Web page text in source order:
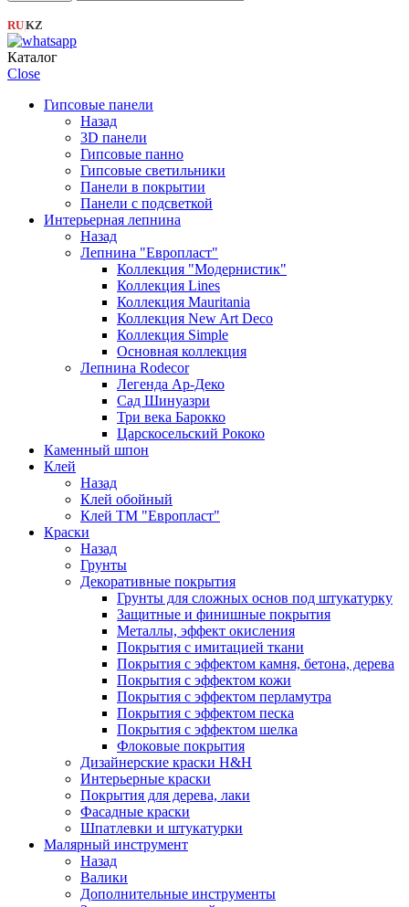
RU|KZ
Каталог
Close
Гипсовые панели
Назад
3D панели
Гипсовые панно
Гипсовые светильники
Панели в покрытии
Панели с подсветкой
Интерьерная лепнина
Назад
Лепнина "Европласт"
Коллекция "Модернистик"
Коллекция Lines
Коллекция Mauritania
Коллекция New Art Deco
Коллекция Simple
Основная коллекция
Лепнина Rodecor
Легенда Ар-Деко
Сад Шинуазри
Три века Барокко
Царскосельский Рококо
Каменный шпон
Клей
Назад
Клей обойный
Клей ТМ "Европласт"
Краски
Назад
Грунты
Декоративные покрытия
Грунты для сложных основ под штукатурку
Защитные и финишные покрытия
Металлы, эффект окисления
Покрытия с имитацией ткани
Покрытия с эффектом камня, бетона, дерева
Покрытия с эффектом кожи
Покрытия с эффектом перламутра
Покрытия с эффектом песка
Покрытия с эффектом шелка
Флоковые покрытия
Дизайнерские краски H&H
Интерьерные краски
Покрытия для дерева, лаки
Фасадные краски
Шпатлевки и штукатурки
Малярный инструмент
Назад
Валики
Дополнительные инструменты